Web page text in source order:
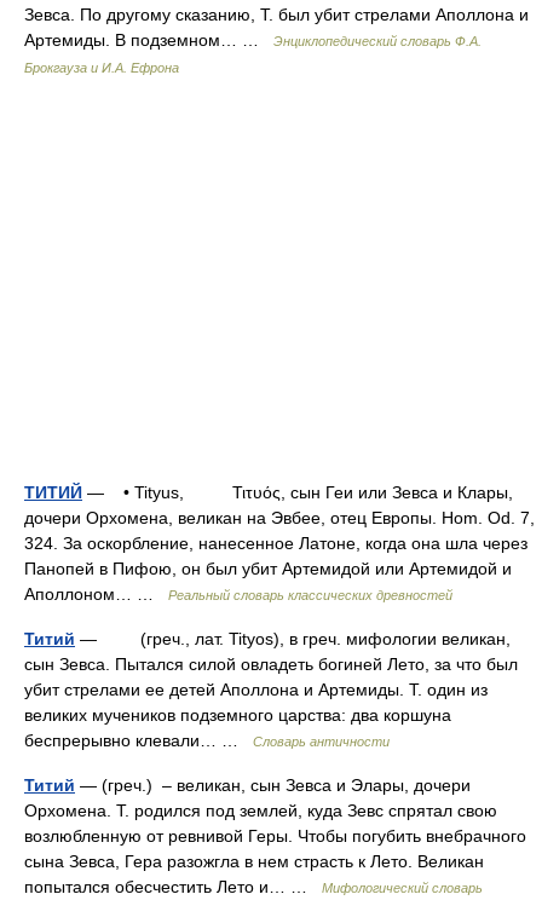
Зевса. По другому сказанию, Т. был убит стрелами Аполлона и
Артемиды. В подземном… …
Энциклопедический словарь Ф.А.
Брокгауза и И.А. Ефрона
ТИТИЙ — • Tityus, Τιτυός, сын Геи или Зевса и Клары,
дочери Орхомена, великан на Эвбее, отец Европы. Ноm. Od. 7,
324. За оскорбление, нанесенное Латоне, когда она шла через
Панопей в Пифою, он был убит Артемидой или Артемидой и
Аполлоном… …
Реальный словарь классических древностей
Титий — (греч., лат. Tityos), в греч. мифологии великан,
сын Зевса. Пытался силой овладеть богиней Лето, за что был
убит стрелами ее детей Аполлона и Артемиды. Т. один из
великих мучеников подземного царства: два коршуна
беспрерывно клевали… …
Словарь античности
Титий — (греч.) – великан, сын Зевса и Элары, дочери
Орхомена. Т. родился под землей, куда Зевс спрятал свою
возлюбленную от ревнивой Геры. Чтобы погубить внебрачного
сына Зевса, Гера разожгла в нем страсть к Лето. Великан
попытался обесчестить Лето и… …
Мифологический словарь